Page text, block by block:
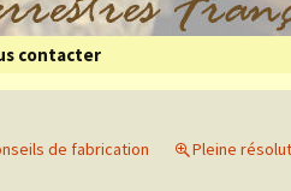
du froid
contacter
de fabrication
Pleine